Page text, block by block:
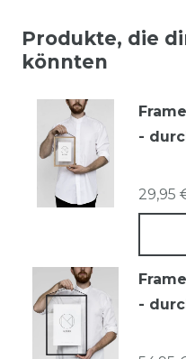
Produkte, die
könnten
-
29,95
-